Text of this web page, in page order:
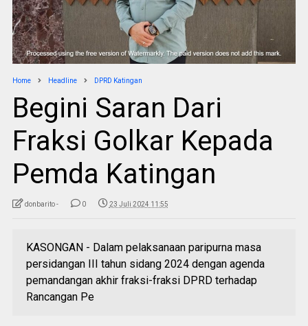
Home Headline DPRD Katingan
Begini Saran Dari
Fraksi Golkar Kepada
Pemda Katingan
donbarito - 0 23 Juli 2024 11:55
KASONGAN - Dalam pelaksanaan paripurna masa
persidangan III tahun sidang 2024 dengan agenda
pemandangan akhir fraksi-fraksi DPRD terhadap
Rancangan Pe